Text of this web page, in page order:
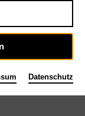
Datenschutz